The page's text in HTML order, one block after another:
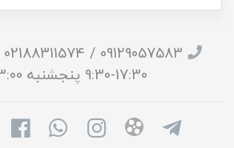
17:30-9:30 پنجشنبه 13:00-9:30